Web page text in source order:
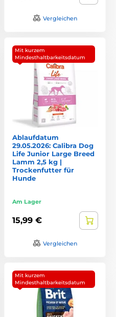
Vergleichen
Mit kurzem
Mindesthaltbarkeitsdatum
Ablaufdatum
29.05.2026: Calibra Dog
Life Junior Large Breed
Lamm 2,5 kg |
Trockenfutter für
Hunde
Am Lager
15,99 €
Vergleichen
Mit kurzem
Mindesthaltbarkeitsdatum